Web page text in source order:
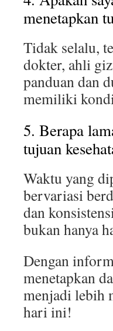
menetapkan
Tidak selalu,
dokter, ahli
panduan dan
memiliki
5. Berapa
tujuan
Waktu yang
bervariasi
dan
bukan hanya
Dengan
menetapkan
menjadi lebih
hari ini!